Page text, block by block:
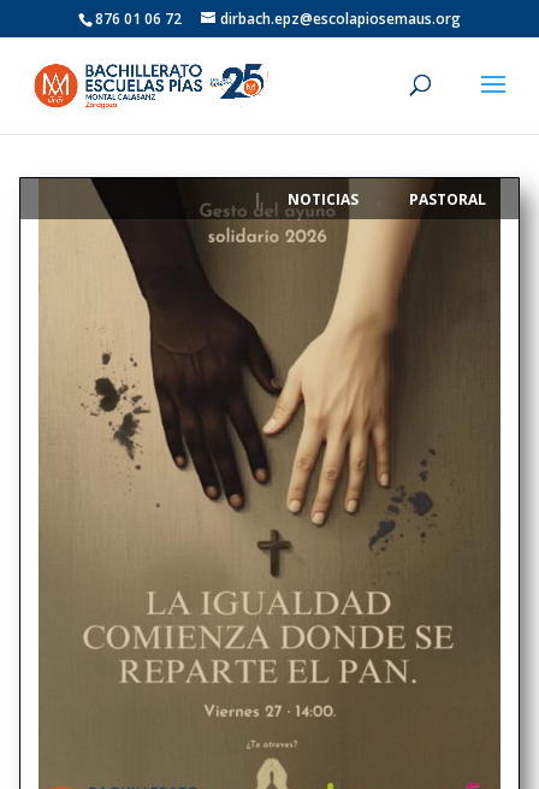
876 01 06 72 dirbach.epz@escolapiosemaus.org
| NOTICIAS , PASTORAL